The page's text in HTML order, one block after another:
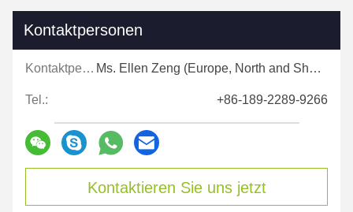
Kontaktpersonen
Kontaktpersonen: Ms. Ellen Zeng (Europe, North and Shouth America)
Tel.: +86-189-2289-9266
Kontaktieren Sie uns jetzt